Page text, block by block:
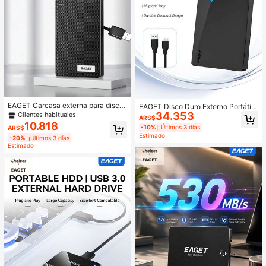
EAGET Carcasa externa para disco
duro de 6,35 cm SATA a USB 3.0/2.
0 con cable USB - Instalación sin h
erramientas, compatible con UASP,
carcasa de plástico resistente, ade
cuada para portátil y de sobremesa
(disco duro/SSD no incluido)
Clientes habituales
ARS$10.818
-20% ¡Últimos 3 días
Estimado
EAGET Disco Duro Externo Portátil
USB3.0 HDD Compacto 250GB 32
0GB 500GB 1TB 4TB 5TB Plug And
Play Almacenamiento Para Portátil
PC TV Consola de Juegos
ARS$34.353
-10% ¡Últimos 3 días
Estimado